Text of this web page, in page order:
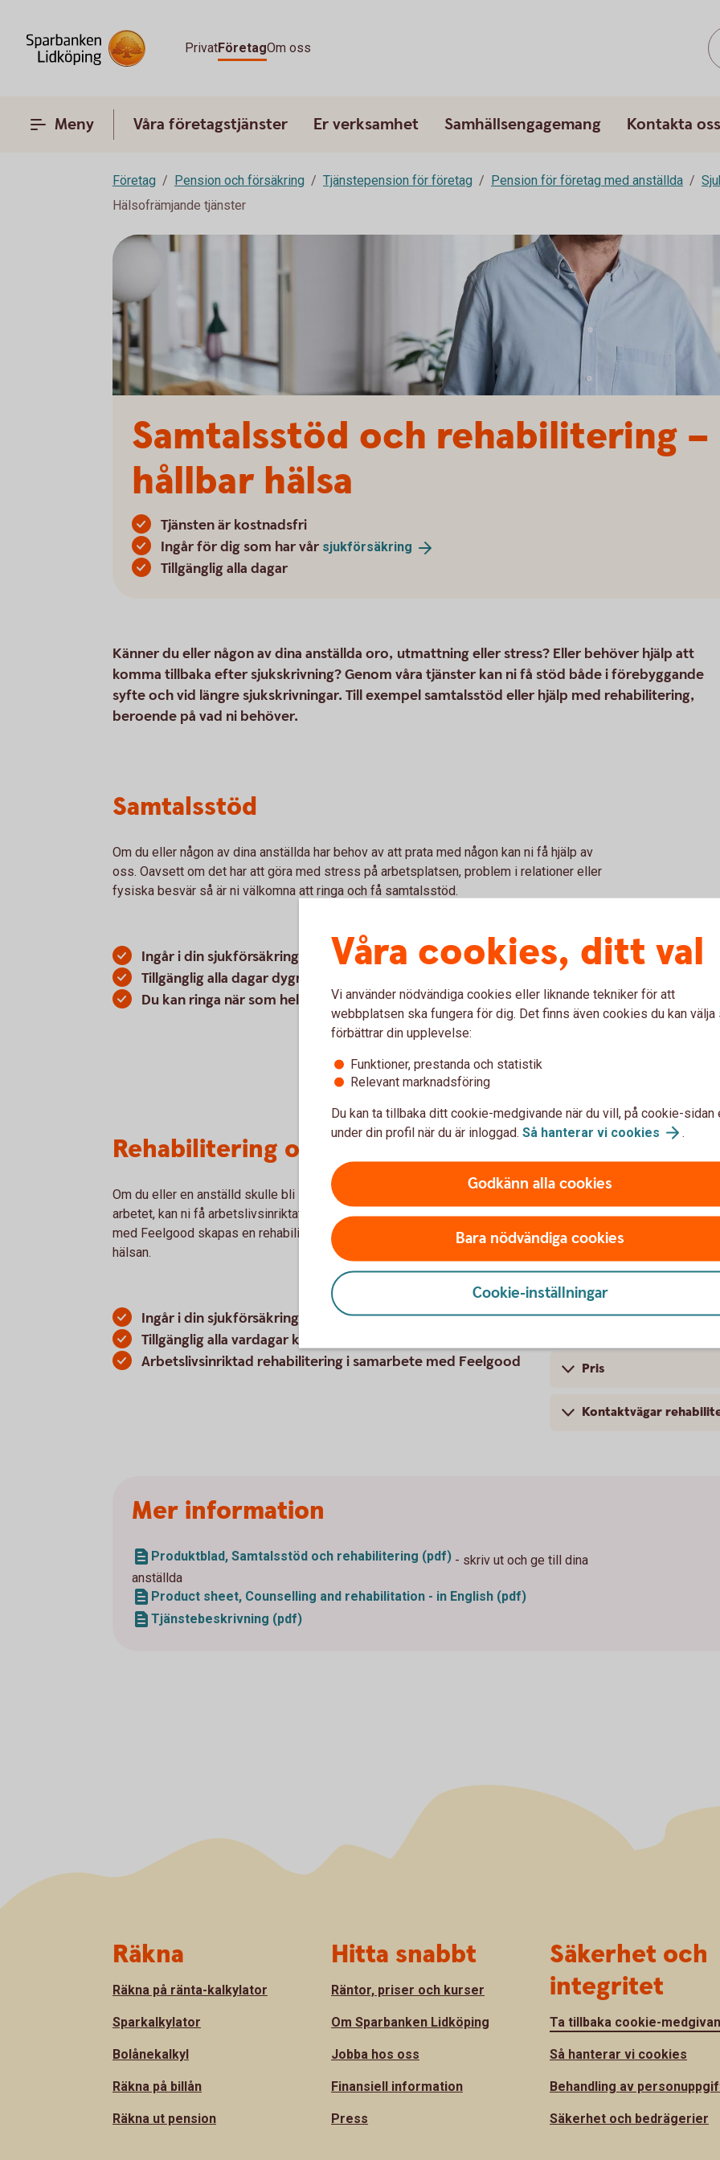
PrivatFöretagOm oss
Meny Våra företagstjänster Er verksamhet Samhällsengagemang Kontakta oss
Företag Pension och försäkring Tjänstepension för företag Pension för företag med anställda
Hälsofrämjande tjänster
Samtalsstöd och rehabilitering
hållbar hälsa
Tjänsten är kostnadsfri
Ingår för dig som har vår sjukförsäkring
Tillgänglig alla dagar
Känner du eller någon av dina anställda oro, utmattning eller stress? Eller behöver hjälp att
komma tillbaka efter sjukskrivning? Genom våra tjänster kan ni få stöd både i förebyggande
syfte och vid längre sjukskrivningar. Till exempel samtalsstöd eller hjälp med rehabilitering,
beroende på vad ni behöver.
Samtalsstöd
Om du eller någon av dina anställda har behov av att prata med någon kan ni få hjälp av
oss. Oavsett om det har att göra med stress på arbetsplatsen, problem i relationer eller
fysiska besvär så är ni välkomna att ringa och få samtalsstöd.
Ingår i din sjukförsäkring
Tillgänglig alla dagar dygnet runt
Du kan ringa när som helst på dygnet och du är anonym
Så fungerar samtalsstöd
Pris
Rehabilitering och rehabiliteringsplan
Om du eller en anställd skulle bli sjukskriven och behöva hjälp att komma tillbaka till
arbetet, kan ni få arbetslivsinriktat rehabiliteringsstöd via sjukförsäkringen. Tillsammans
med Feelgood skapas en rehabiliteringsplan för att komma tillbaka till arbetet - och
hälsan.
Ingår i din sjukförsäkring
Tillgänglig alla vardagar klockan 08.00-17.00
Arbetslivsinriktad rehabilitering i samarbete med Feelgood
Pris
Kontaktvägar
Mer information
Produktblad, Samtalsstöd och rehabilitering (pdf) - skriv ut och ge till dina
anställda
Product sheet, Counselling and rehabilitation - in English (pdf)
Tjänstebeskrivning (pdf)
Våra cookies, ditt val
Vi använder nödvändiga cookies eller liknande tekniker för att
webbplatsen ska fungera för dig. Det finns även cookies du kan välja
förbättrar din upplevelse:
Funktioner, prestanda och statistik
Relevant marknadsföring
Du kan ta tillbaka ditt cookie-medgivande när du vill, på cookie-sidan
under din profil när du är inloggad. Så hanterar vi cookies .
Godkänn alla cookies
Bara nödvändiga cookies
Cookie-inställningar
Räkna
Räkna på ränta-kalkylator
Sparkalkylator
Bolånekalkyl
Räkna på billån
Räkna ut pension
Hitta snabbt
Räntor, priser och kurser
Om Sparbanken Lidköping
Jobba hos oss
Finansiell information
Press
Säkerhet och
integritet
Ta tillbaka cookie-
Så hanterar vi cookies
Behandling av
Säkerhet och bedrägerier